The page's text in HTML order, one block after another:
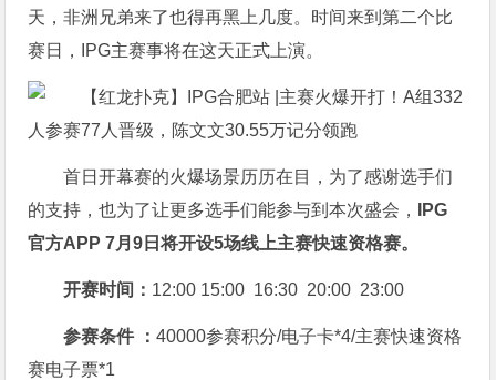
天，非洲兄弟来了也得再黑上几度。时间来到第二个比
赛日，IPG主赛事将在这天正式上演。
首日开幕赛的火爆场景历历在目，为了感谢选手们
的支持，也为了让更多选手们能参与到本次盛会，
IPG
官方APP 7月9日将开设5场线上主赛快速资格赛。
开赛时间： 12:00 15:00 16:30 20:00 23:00
参赛条件 ：40000参赛积分/电子卡*4/主赛快速资格
赛电子票*1